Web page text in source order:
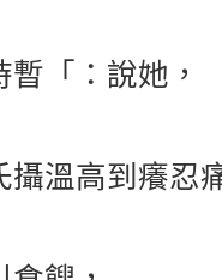
「：說她，
攝溫高到癢忍